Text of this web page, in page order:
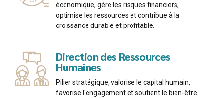
économique, gère les risques financiers,
optimise les ressources et contribue à la
croissance durable et profitable.
Direction des Ressources
Humaines
Pilier stratégique, valorise le capital humain,
favorise l'engagement et soutient le bien-être